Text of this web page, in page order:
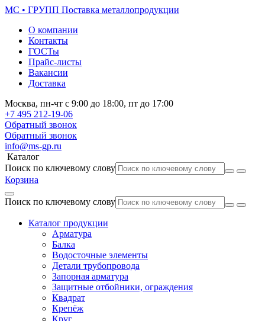
МС • ГРУПП Поставка металлопродукции
О компании
Контакты
ГОСТы
Прайс-листы
Вакансии
Доставка
Москва, пн-чт с 9:00 до 18:00, пт до 17:00
+7 495 212-19-06
Обратный звонок
Обратный звонок
info@ms-gp.ru
Каталог
Поиск по ключевому слову
Корзина
Поиск по ключевому слову
Каталог продукции
Арматура
Балка
Водосточные элементы
Детали трубопровода
Запорная арматура
Защитные отбойники, ограждения
Квадрат
Крепёж
Круг